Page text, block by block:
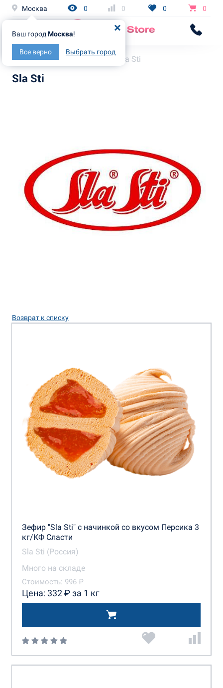
Москва
Ваш город Москва!
Все верно Выбрать город
0 0 0 0
Главная Бренды Sla Sti
Sla Sti
Возврат к списку
Зефир "Sla Sti" с начинкой со вкусом Персика 3
кг/КФ Сласти
Sla Sti (Россия)
Много на складе
Стоимость: 996 ₽
Цена: 332 ₽ за 1 кг